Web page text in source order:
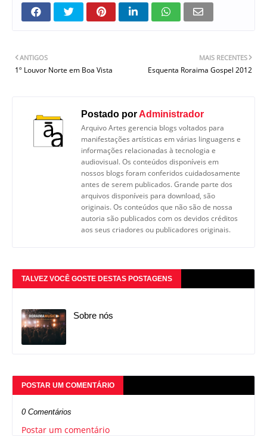
MAIS RECENTES
Esquenta Roraima Gospel 2012
ANTIGOS
1º Louvor Norte em Boa Vista
Postado porAdministrador
Arquivo Artes gerencia blogs voltados para
manifestações artísticas em várias linguagens e
informações relacionadas à tecnologia e
audiovisual. Os conteúdos disponíveis em
nossos blogs foram conferidos cuidadosamente
antes de serem publicados. Grande parte dos
arquivos disponíveis para download, são
originais. Os conteúdos que não são de nossa
autoria são publicados com os devidos créditos
aos seus criadores ou publicadores originais.
TALVEZ VOCÊ GOSTE DESTAS POSTAGENS
Sobre nós
POSTAR UM COMENTÁRIO
0 Comentários
Postar um comentário